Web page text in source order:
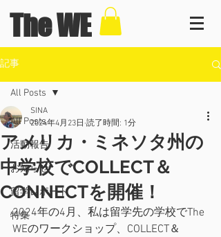
The WE
記事
All Posts
活動報告
お知らせ
留学レポート
特集
All Posts
アメリカ・ミネソタ州の
中学校でCOLLECT＆
CONNECTを開催！
SINA
2024年4月23日 読了時間: 1分
2024年の4月、私は留学先の学校でThe
WEのワークショップ、COLLECT＆